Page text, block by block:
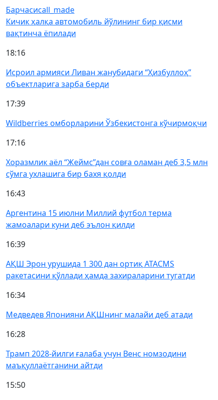
Барчасиcall_made
Кичик ҳалқа автомобиль йўлининг бир қисми
вақтинча ёпилади
18:16
Исроил армияси Ливан жанубидаги “Ҳизбуллоҳ”
объектларига зарба берди
17:39
Wildberries омборларини Ўзбекистонга кўчирмоқчи
17:16
Хоразмлик аёл “Жеймс”дан совға оламан деб 3,5 млн
сўмга ухлашига бир бахя қолди
16:43
Аргентина 15 июлни Миллий футбол терма
жамоалари куни деб эълон қилди
16:39
АҚШ Эрон урушида 1 300 дан ортиқ ATACMS
ракетасини қўллади ҳамда захираларини тугатди
16:34
Медведев Японияни АҚШнинг малайи деб атади
16:28
Трамп 2028-йилги ғалаба учун Венс номзодини
маъқуллаётганини айтди
15:50